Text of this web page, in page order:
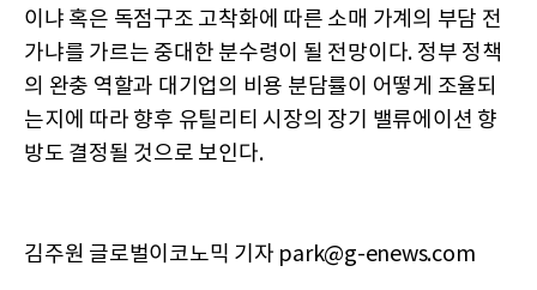
이냐 혹은 독점구조 고착화에 따른 소매 가계의 부담 전
가냐를 가르는 중대한 분수령이 될 전망이다. 정부 정책
의 완충 역할과 대기업의 비용 분담률이 어떻게 조율되
는지에 따라 향후 유틸리티 시장의 장기 밸류에이션 향
방도 결정될 것으로 보인다.
김주원 글로벌이코노믹 기자 park@g-enews.com